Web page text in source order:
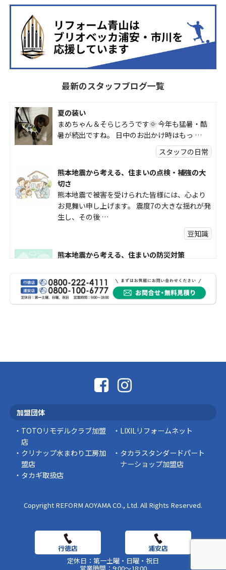
最新のスタッフブログ一覧
夏の装い
まめちゃん＆そらじろうです🌞 今年も猛暑・酷
暑が続出ですね。 日中のお出かけ時はもっ …
スタッフの日常
熊本地震から考える、住まいの点検・補強の大
切さ
熊本地震で被害を受けられた皆様には、心より
お見舞い申し上げます。 震度7の大きな揺れが発
生し、その後 …
豆知識
熊本地震から考える、住まいの防災対策
受けられた皆様に、心よりお見舞い申し上げま
す。 今回の地震 …
社長コラム
スタッフの日常
加盟団体
TOTOリモデルクラブ加盟
店
LIXILリフォームネット
クリナップ水まわり工房加
盟店
タカラスタンダードパート
ナーショップ加盟店
タカギ取扱店
Copyright REFORM AOYAMA CO., Ltd. All Rights Reserved.
定休日：第一土曜・日曜・祝日
営業時間：9:00～18:00